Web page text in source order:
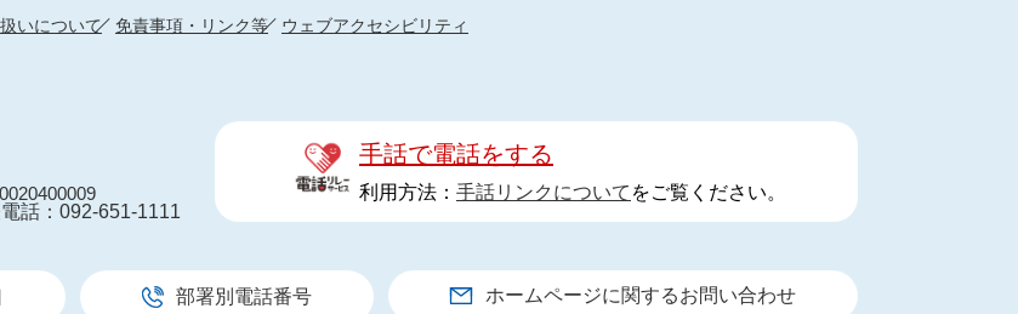
いについて 免責事項・リンク等 ウェブアクセシビリティ
話：092-651-1111
手話で電話をする
利用方法： 手話リンクについて をご覧ください。
部署別電話番号 ホームページに関するお問い合わせ